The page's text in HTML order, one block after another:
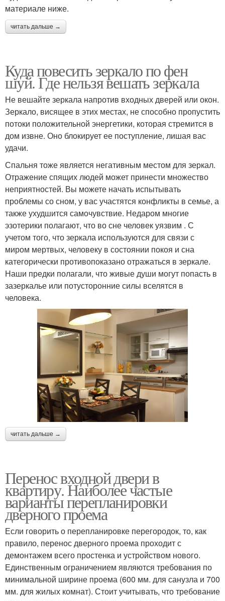
материале ниже.
читать дальше →
Куда повесить зеркало по фен
шуй. Где нельзя вешать зеркала
Не вешайте зеркала напротив входных дверей или окон.
Зеркало, висящее в этих местах, не способно пропустить
потоки положительной энергетики, которая стремится в
дом извне. Оно блокирует ее поступление, лишая вас
удачи.
Спальня тоже является негативным местом для зеркал.
Отражение спящих людей может принести множество
неприятностей. Вы можете начать испытывать
проблемы со сном, у вас участятся конфликты в семье, а
также ухудшится самочувствие. Недаром многие
эзотерики полагают, что во сне человек уязвим . С
учетом того, что зеркала используются для связи с
миром мертвых, человеку в состоянии покоя и сна
категорически противопоказано отражаться в зеркале.
Наши предки полагали, что живые души могут попасть в
зазеркалье или потусторонние силы вселятся в
человека.
читать дальше →
Перенос входной двери в
квартиру. Наиболее частые
варианты перепланировки
дверного проема
Если говорить о перепланировке перегородок, то, как
правило, перенос дверного проема проходит с
демонтажем всего простенка и устройством нового.
Единственным ограничением являются требования по
минимальной ширине проема (600 мм. для санузла и 700
мм. для жилых комнат). Стоит учитывать, что требование